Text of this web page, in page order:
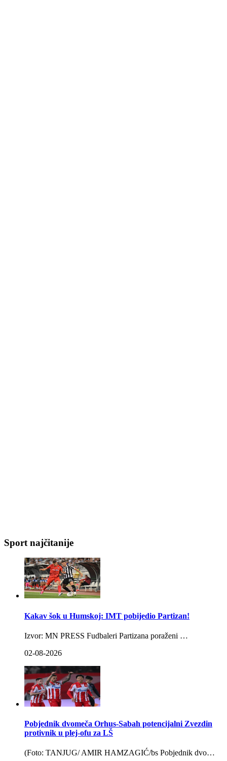
Sport najčitanije
Kakav šok u Humskoj: IMT pobijedio Partizan!
Izvor: MN PRESS Fudbaleri Partizana poraženi …
02-08-2026
Pobjednik dvomeča Orhus-Sabah potencijalni Zvezdin
protivnik u plej-ofu za LŠ
(Foto: TANJUG/ AMIR HAMZAGIĆ/bs Pobjednik dvo…